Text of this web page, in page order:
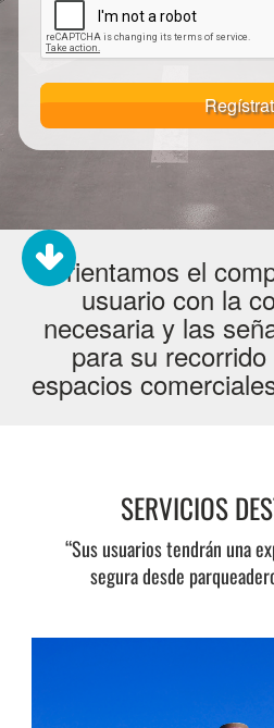
Orientamos el
usuario con la
necesaria y las
para su
espacios
SERVICIOS
“Sus usuarios tendrán una
segura desde